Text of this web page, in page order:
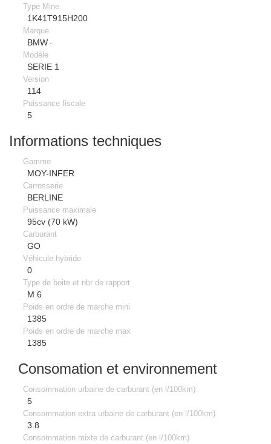
Type Mine
1K41T915H200
Marque
BMW
Modèle
SERIE 1
Version
114
Puissance fiscale
5
Informations techniques
Gamme
MOY-INFER
Carrosserie
BERLINE
Puissance maximale
95cv (70 kW)
Carburant
GO
Véhicule hybride
0
Type de boite et nbr de rapport
M 6
Poids en ordre de marche mini
1385
Poids en ordre de marche max
1385
Consomation et environnement
Consommation urbaine de carburant (en l/100km)
5
Consommation extra urbaine de carburant (en l/100km)
3.8
Consommation mixte de carburant (en l/100km)